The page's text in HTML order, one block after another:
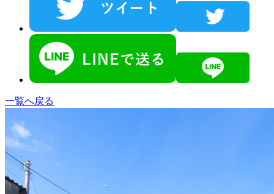
一覧へ戻る